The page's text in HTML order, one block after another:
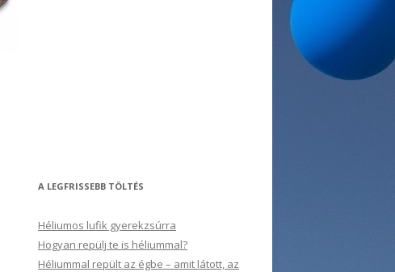
A LEGFRISSEBB TÖLTÉS
Héliumos lufik gyerekzsúrra
Hogyan repülj te is héliummal?
Héliummal repült az égbe – amit látott, az